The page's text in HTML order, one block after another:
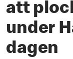
att
under
dagen